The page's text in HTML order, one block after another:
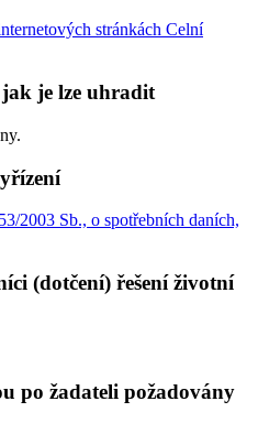
stránkách Celní
je lze uhradit
2003 Sb., o spotřebních daních,
(dotčení) řešení životní
po žadateli požadovány